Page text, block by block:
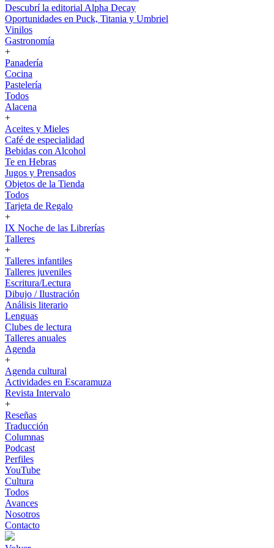
Descubrí la editorial Alpha Decay
Oportunidades en Puck, Titania y Umbriel
Vinilos
Gastronomía
+
Panadería
Cocina
Pastelería
Todos
Alacena
+
Aceites y Mieles
Café de especialidad
Bebidas con Alcohol
Te en Hebras
Jugos y Prensados
Objetos de la Tienda
Todos
Tarjeta de Regalo
+
IX Noche de las Librerías
Talleres
+
Talleres infantiles
Talleres juveniles
Escritura/Lectura
Dibujo / Ilustración
Análisis literario
Lenguas
Clubes de lectura
Talleres anuales
Agenda
+
Agenda cultural
Actividades en Escaramuza
Revista Intervalo
+
Reseñas
Traducción
Columnas
Podcast
Perfiles
YouTube
Cultura
Todos
Avances
Nosotros
Contacto